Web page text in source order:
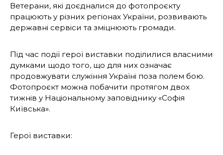
Ветерани, які доєдналися до фотопроєкту
працюють у різних регіонах України, розвивають
державні сервіси та зміцнюють громади.
Під час події герої виставки поділилися власними
думками щодо того, що для них означає
продовжувати служіння Україні поза полем бою.
Фотопроєкт можна побачити протягом двох
тижнів у Національному заповіднику «Софія
Київська».
Герої виставки: